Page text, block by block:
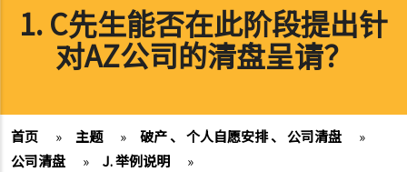
1. C先生能否在此阶段提出针
对AZ公司的清盘呈请？
首页 » 主题 » 破产 、 个人自愿安排 、 公司清盘
»
公司清盘
» J. 举例说明
»